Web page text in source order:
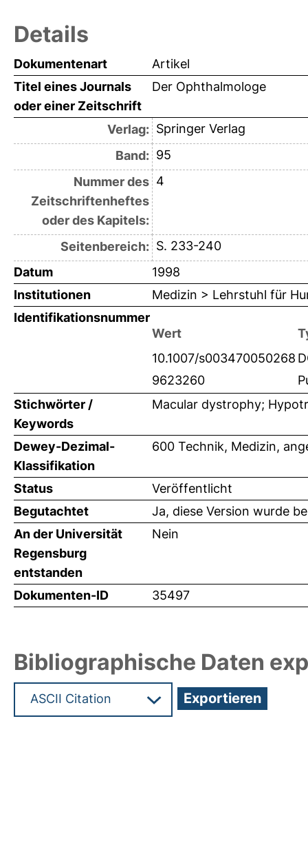
Details
Dokumentenart
Artikel
Titel eines Journals
oder einer Zeitschrift
Der Ophthalmologe
Verlag: Springer Verlag
Band: 95
Nummer des
Zeitschriftenheftes
oder des Kapitels:
4
Seitenbereich: S. 233-240
Datum
1998
Institutionen
Medizin > Lehrstuhl für
Identifikationsnummer
Wert
10.1007/s003470050268
9623260
Stichwörter /
Keywords
Macular dystrophy;
Dewey-Dezimal-
Klassifikation
600 Technik, Medizin,
Status
Veröffentlicht
Begutachtet
Ja, diese Version wurde
An der Universität
Regensburg
entstanden
Nein
Dokumenten-ID 35497
Bibliographische Daten